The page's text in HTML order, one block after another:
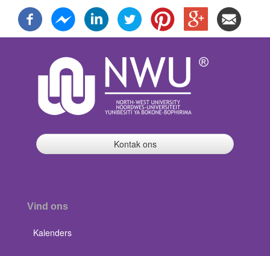
Kontak ons
Vind ons
Kalenders